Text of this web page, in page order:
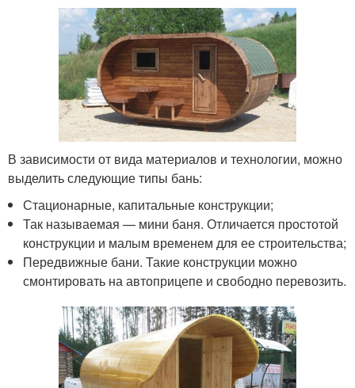
В зависимости от вида материалов и технологии, можно
выделить следующие типы бань:
Стационарные, капитальные конструкции;
Так называемая — мини баня. Отличается простотой
конструкции и малым временем для ее строительства;
Передвижные бани. Такие конструкции можно
смонтировать на автоприцепе и свободно перевозить.